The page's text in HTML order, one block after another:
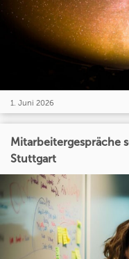
1. Juni 2026
Mitarbeitergespräche
Stuttgart